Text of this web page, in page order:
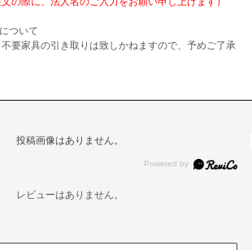
ついて
要家具の引き取りは致しかねますので、予めご了承
投稿画像はありません。
レビューはありません。